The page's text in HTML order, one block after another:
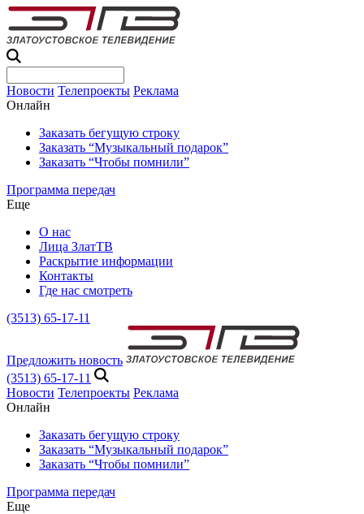
Новости Телепроекты Реклама
Онлайн
Заказать бегущую строку
Заказать “Музыкальный подарок”
Заказать “Чтобы помнили”
Программа передач
Еще
О нас
Лица ЗлатТВ
Раскрытие информации
Контакты
Где нас смотреть
(3513) 65-17-11
Предложить новость
(3513) 65-17-11
Новости Телепроекты Реклама
Онлайн
Заказать бегущую строку
Заказать “Музыкальный подарок”
Заказать “Чтобы помнили”
Программа передач
Еще